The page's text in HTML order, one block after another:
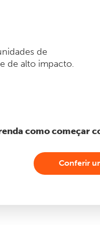
de
de alto impacto.
como começar
Conferir